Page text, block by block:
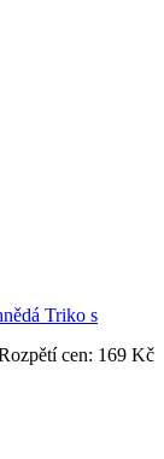
Triko s
cen: 169 Kč